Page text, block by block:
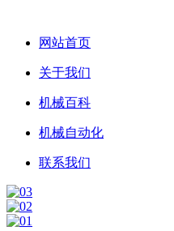
网站首页
关于我们
机械百科
机械自动化
联系我们